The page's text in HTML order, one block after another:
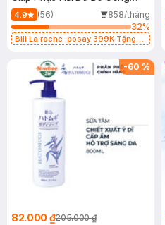
Dụng 40ml
4.9 (56)
858/tháng
32%
Bill La roche-posay 399K Tặng
(SL có hạn)
-60 %
82.000 ₫205.000 ₫